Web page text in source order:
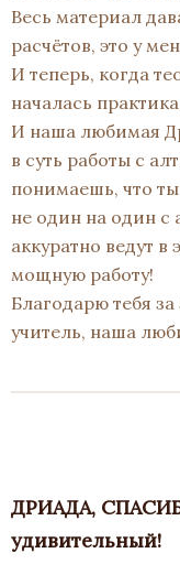
Весь материал
расчётов, это у
И теперь, когда
началась
И наша любимая
в суть работы с
понимаешь, что
не один на один с
аккуратно ведут
мощную работу!
Благодарю тебя
учитель, наша
ДРИАДА,
удивительный!